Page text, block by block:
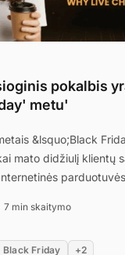
pokalbis
metu'
&lsquo;Black
mato didžiulį klientų
7 min skaitymo
Black Friday +2